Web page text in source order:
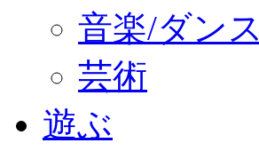
音楽/ダンス
芸術
遊ぶ